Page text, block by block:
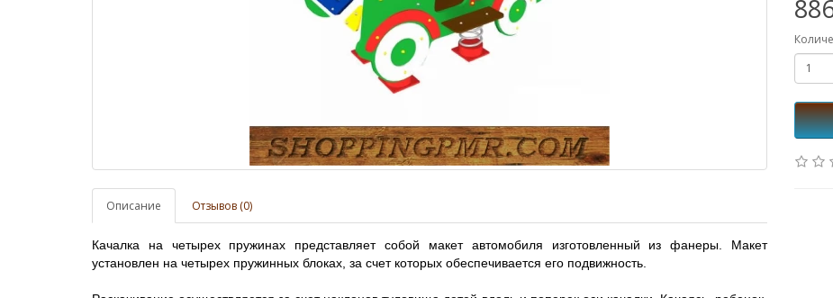
Описание Отзывов (0)
Качалка на четырех пружинах представляет собой макет автомобиля изготовленный из фанеры. Макет
установлен на четырех пружинных блоках, за счет которых обеспечивается его подвижность.